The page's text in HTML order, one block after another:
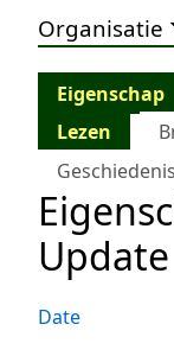
Organisatie
Eigenschap
Lezen
Update
Date